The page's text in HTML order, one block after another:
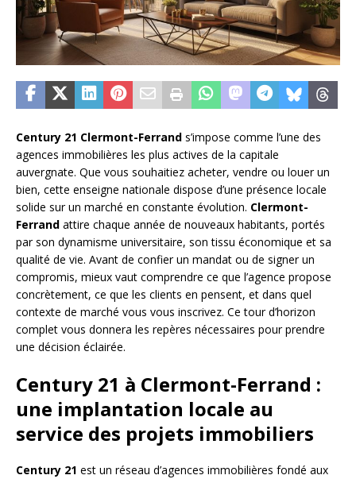
Century 21 Clermont-Ferrand s’impose comme l’une des
agences immobilières les plus actives de la capitale
auvergnate. Que vous souhaitiez acheter, vendre ou louer un
bien, cette enseigne nationale dispose d’une présence locale
solide sur un marché en constante évolution. Clermont-
Ferrand attire chaque année de nouveaux habitants, portés
par son dynamisme universitaire, son tissu économique et sa
qualité de vie. Avant de confier un mandat ou de signer un
compromis, mieux vaut comprendre ce que l’agence propose
concrètement, ce que les clients en pensent, et dans quel
contexte de marché vous vous inscrivez. Ce tour d’horizon
complet vous donnera les repères nécessaires pour prendre
une décision éclairée.
Century 21 à Clermont-Ferrand :
une implantation locale au
service des projets immobiliers
Century 21 est un réseau d’agences immobilières fondé aux